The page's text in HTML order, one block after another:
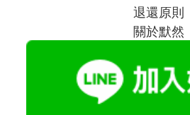
退還原則
關於默然